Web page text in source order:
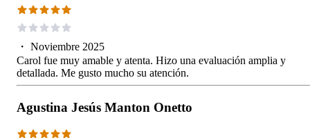
・ Noviembre 2025
Carol fue muy amable y atenta. Hizo una evaluación amplia y
detallada. Me gusto mucho su atención.
Agustina Jesús Manton Onetto